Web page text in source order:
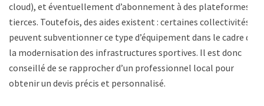
cloud), et éventuellement d’abonnement à des plateformes
tierces. Toutefois, des aides existent : certaines collectivités
peuvent subventionner ce type d’équipement dans le cadre de
la modernisation des infrastructures sportives. Il est donc
conseillé de se rapprocher d’un professionnel local pour
obtenir un devis précis et personnalisé.